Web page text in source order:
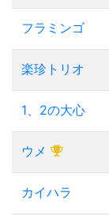
フラミンゴ
楽珍トリオ
1、2の大心
ウメ
カイハラ